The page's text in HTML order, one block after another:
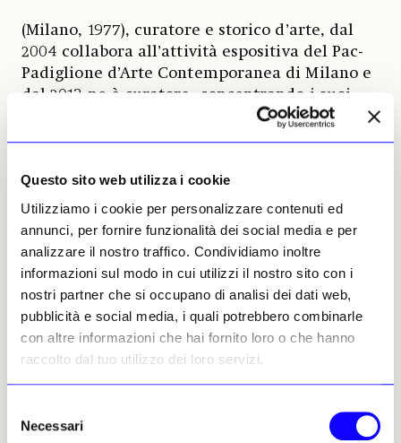
Questo sito web utilizza i cookie
Utilizziamo i cookie per personalizzare contenuti ed
annunci, per fornire funzionalità dei social media e per
analizzare il nostro traffico. Condividiamo inoltre
informazioni sul modo in cui utilizzi il nostro sito con i
nostri partner che si occupano di analisi dei dati web,
pubblicità e social media, i quali potrebbero combinarle
con altre informazioni che hai fornito loro o che hanno
raccolto dal tuo utilizzo dei loro servizi.
delNecessari
(Milano, 1977), curatore e storico d’arte, dal
2004 collabora all’attività espositiva del Pac-
Padiglione d’Arte Contemporanea di Milano e
dal 2013 ne è curatore, concentrando i suoi
interessi sull’esperienze e le teorie relative
alla performance e alle poetiche corporee. Ha
contemporanea presso l’Università degli Studi
di Milano e il dottorato in arte
contemporanea latinoamericana presso
l’Università degli Studi di Udine. Ha curato
personali, tra gli altri, di Marina Abramović,
Monica Bonvicini, Regina José Galindo, Tania
Bruguera, Santiago Serra, Anna Maria
Maiolino, Frida Khalo, sull’arte brasiliana e
sull’arte giapponese contemporanea. Nel 2025,
Liliana Moro e «Body of Evidence» (con